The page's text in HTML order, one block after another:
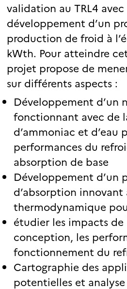
validation au TRL4 avec
développement d’un
production de froid à
kWth. Pour atteindre
projet propose de
sur différents aspects :
Développement d’un
fonctionnant avec de
d’ammoniac et d’eau
performances du
absorption de base
Développement d’un
d’absorption innovant
thermodynamique
étudier les impacts de
conception, les
fonctionnement du
Cartographie des
potentielles et